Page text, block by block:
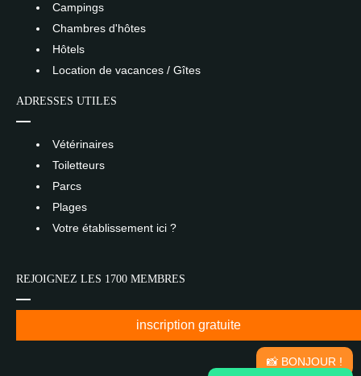
📸 BONJOUR !
Campings
Chambres d'hôtes
Hôtels
Location de vacances / Gîtes
ADRESSES UTILES
Vétérinaires
Toiletteurs
Parcs
Plages
Votre établissement ici ?
REJOIGNEZ LES 1700 MEMBRES
inscription gratuite